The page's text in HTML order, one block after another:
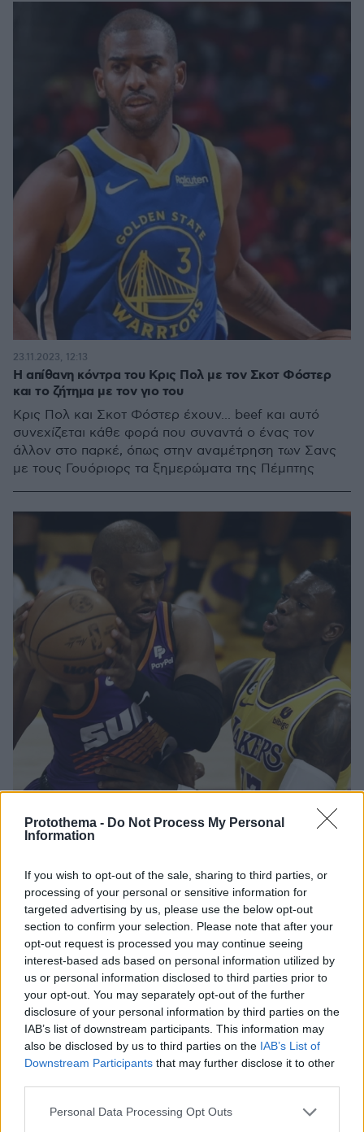
Protothema - Do Not Process My Personal
Information
If you wish to opt-out of the sale, sharing to third parties, or
processing of your personal or sensitive information for
targeted advertising by us, please use the below opt-out
section to confirm your selection. Please note that after your
opt-out request is processed you may continue seeing
interest-based ads based on personal information utilized by
us or personal information disclosed to third parties prior to
your opt-out. You may separately opt-out of the further
disclosure of your personal information by third parties on the
IAB’s list of downstream participants. This information may
also be disclosed by us to third parties on the IAB’s List of
Downstream Participants that may further disclose it to other
Please note that this website/app uses one or more Google
Personal Data Processing Opt Outs
Η απίθανη κόντρα του Κρις Πολ με τον Σκοτ Φόστερ
και το ζήτημα με τον γιο του
Κρις Πολ και Σκοτ Φόστερ έχουν... beef και αυτό
συνεχίζεται κάθε φορά που συναντά ο ένας τον
άλλον στο παρκέ, όπως στην αναμέτρηση των Σανς
με τους Γουόριορς τα ξημερώματα της Πέμπτης
23.11.2023, 12:13
Σε 1.363 αγώνες δεν ήταν ποτέ «παγκίτης» ο Κρις Πολ -
Θα... σπάσει η παράδοση
Πλέον βρίσκεται στους Γουόριορς και προσδοκά να
αλλάξει αυτή η κατάσταση και να πάρει στα χέρια του
το πρώτο δαχτυλίδι της καριέρας του